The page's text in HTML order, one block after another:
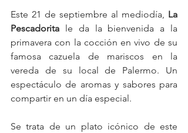
Este 21 de septiembre al mediodía, La
Pescadorita
le da la bienvenida a la
primavera con la cocción en vivo de su
famosa cazuela de mariscos en la
vereda de su local de Palermo. Un
espectáculo de aromas y sabores para
compartir en un día especial.
Se trata de un plato icónico de este